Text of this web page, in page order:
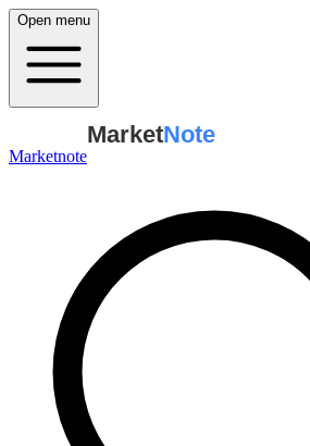
Open menu
Marketnote
MarketNote